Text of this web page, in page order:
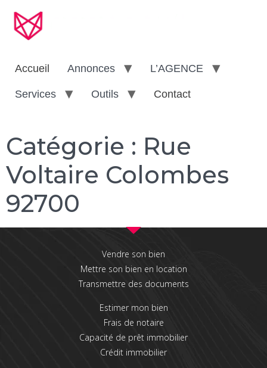
Accueil Annonces L’AGENCE
Services Outils Contact
Catégorie : Rue
Voltaire Colombes
92700
Vendre son bien
Mettre son bien en location
Transmettre des documents
Estimer mon bien
Frais de notaire
Capacité de prêt immobilier
Crédit immobilier